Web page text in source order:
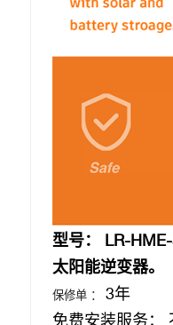
型号： LR-
太阳能逆变器。
保修单 ： 3年
免费安装服务：